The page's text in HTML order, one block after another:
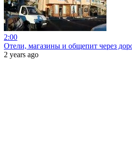
2:00
Отели, магазины и общепит через
2 years ago